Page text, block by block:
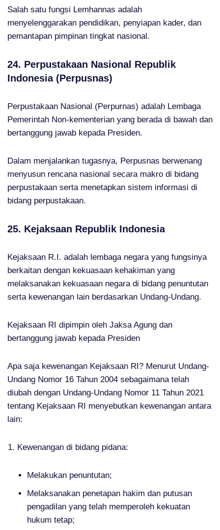
Salah satu fungsi Lemhannas adalah
menyelenggarakan pendidikan, penyiapan kader, dan
pemantapan pimpinan tingkat nasional.
24. Perpustakaan Nasional Republik
Indonesia (Perpusnas)
Perpustakaan Nasional (Perpurnas) adalah Lembaga
Pemerintah Non-kementerian yang berada di bawah dan
bertanggung jawab kepada Presiden.
Dalam menjalankan tugasnya, Perpusnas berwenang
menyusun rencana nasional secara makro di bidang
perpustakaan serta menetapkan sistem informasi di
bidang perpustakaan.
25. Kejaksaan Republik Indonesia
Kejaksaan R.I. adalah lembaga negara yang fungsinya
berkaitan dengan kekuasaan kehakiman yang
melaksanakan kekuasaan negara di bidang penuntutan
serta kewenangan lain berdasarkan Undang-Undang.
Kejaksaan RI dipimpin oleh Jaksa Agung dan
bertanggung jawab kepada Presiden
Apa saja kewenangan Kejaksaan RI? Menurut Undang-
Undang Nomor 16 Tahun 2004 sebagaimana telah
diubah dengan Undang-Undang Nomor 11 Tahun 2021
tentang Kejaksaan RI menyebutkan kewenangan antara
lain:
Kewenangan di bidang pidana:
Melakukan penuntutan;
Melaksanakan penetapan hakim dan putusan
pengadilan yang telah memperoleh kekuatan
hukum tetap;